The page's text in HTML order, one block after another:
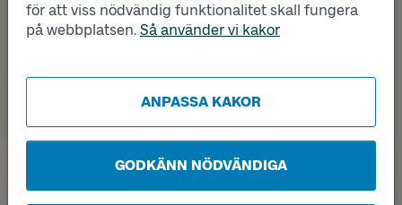
för att viss nödvändig funktionalitet skall fungera
på webbplatsen. Så använder vi kakor
ANPASSA KAKOR
GODKÄNN NÖDVÄNDIGA
Läge
A